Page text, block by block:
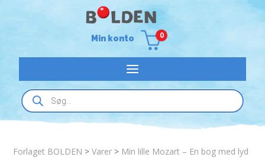
Min konto 0
Products
search
Forlaget BOLDEN >Varer > Min lille Mozart – En bog med lyd